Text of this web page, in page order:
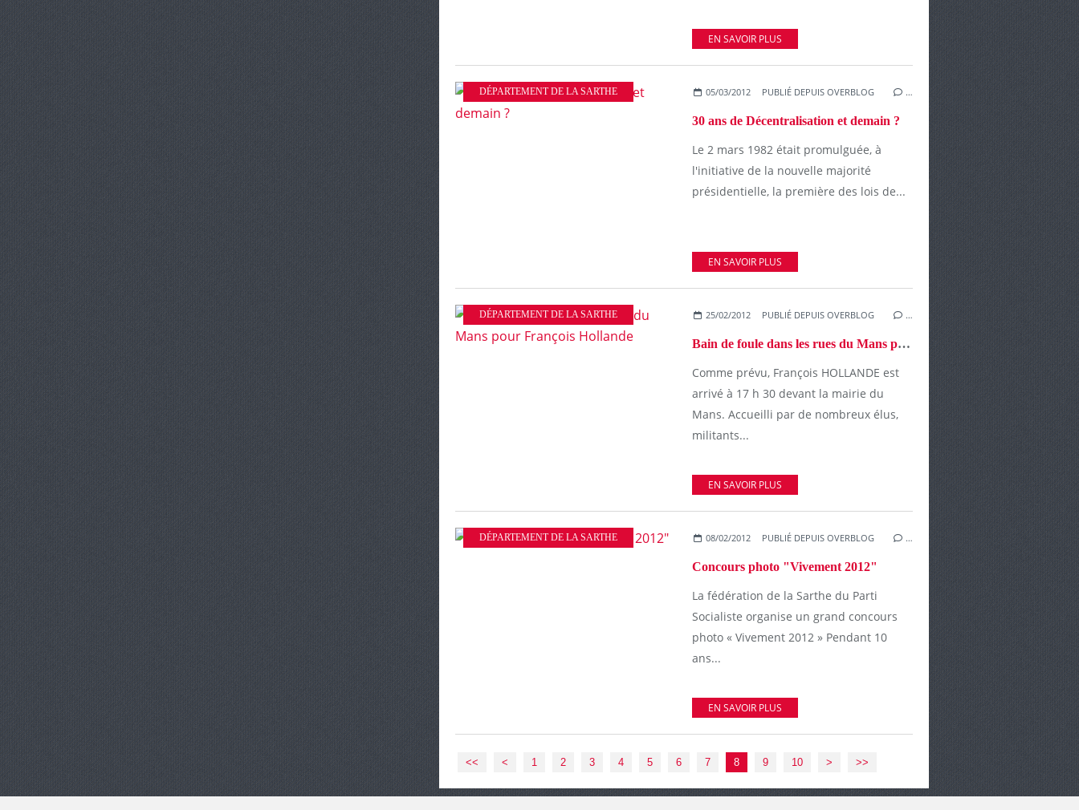
EN SAVOIR PLUS
DÉPARTEMENT DE LA SARTHE 05/03/2012 PUBLIÉ DEPUIS OVERBLOG …
30 ans de Décentralisation et demain ?
Le 2 mars 1982 était promulguée, à
l'initiative de la nouvelle majorité
présidentielle, la première des lois de...
EN SAVOIR PLUS
DÉPARTEMENT DE LA SARTHE 25/02/2012 PUBLIÉ DEPUIS OVERBLOG …
Bain de foule dans les rues du Mans pour François Hollande
Comme prévu, François HOLLANDE est
arrivé à 17 h 30 devant la mairie du
Mans. Accueilli par de nombreux élus,
militants...
EN SAVOIR PLUS
DÉPARTEMENT DE LA SARTHE 08/02/2012 PUBLIÉ DEPUIS OVERBLOG …
Concours photo "Vivement 2012"
La fédération de la Sarthe du Parti
Socialiste organise un grand concours
photo « Vivement 2012 » Pendant 10
ans...
EN SAVOIR PLUS
<< < 1 2 3 4 5 6 7 8 9 10 > >>